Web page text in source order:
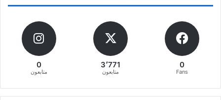
0
Fans
3٬771
متابعون
0
متابعون